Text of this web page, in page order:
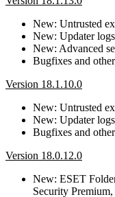
New: Untrusted
New: Updater
New: Advanced
Bugfixes and
Version 18.1.10.0
New: Untrusted
New: Updater
Bugfixes and
Version 18.0.12.0
New: ESET
Security